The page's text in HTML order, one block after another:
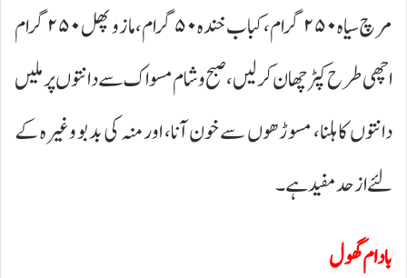
مرچ سیاہ ۲۵۰ گرام،کباب خندہ ۵۰ گرام، مازو پھل ۲۵۰ گرام
اچھی طرح کپڑ چھان کر لیں، صبح و شام مسواک سے دانتوں پر ملیں
دانتوں کا ہلنا، مسوڑھوں سے خون آنا، اور منہ کی بدبو وغیرہ کے
لئے از حد مفیدہے۔
بادام گھول